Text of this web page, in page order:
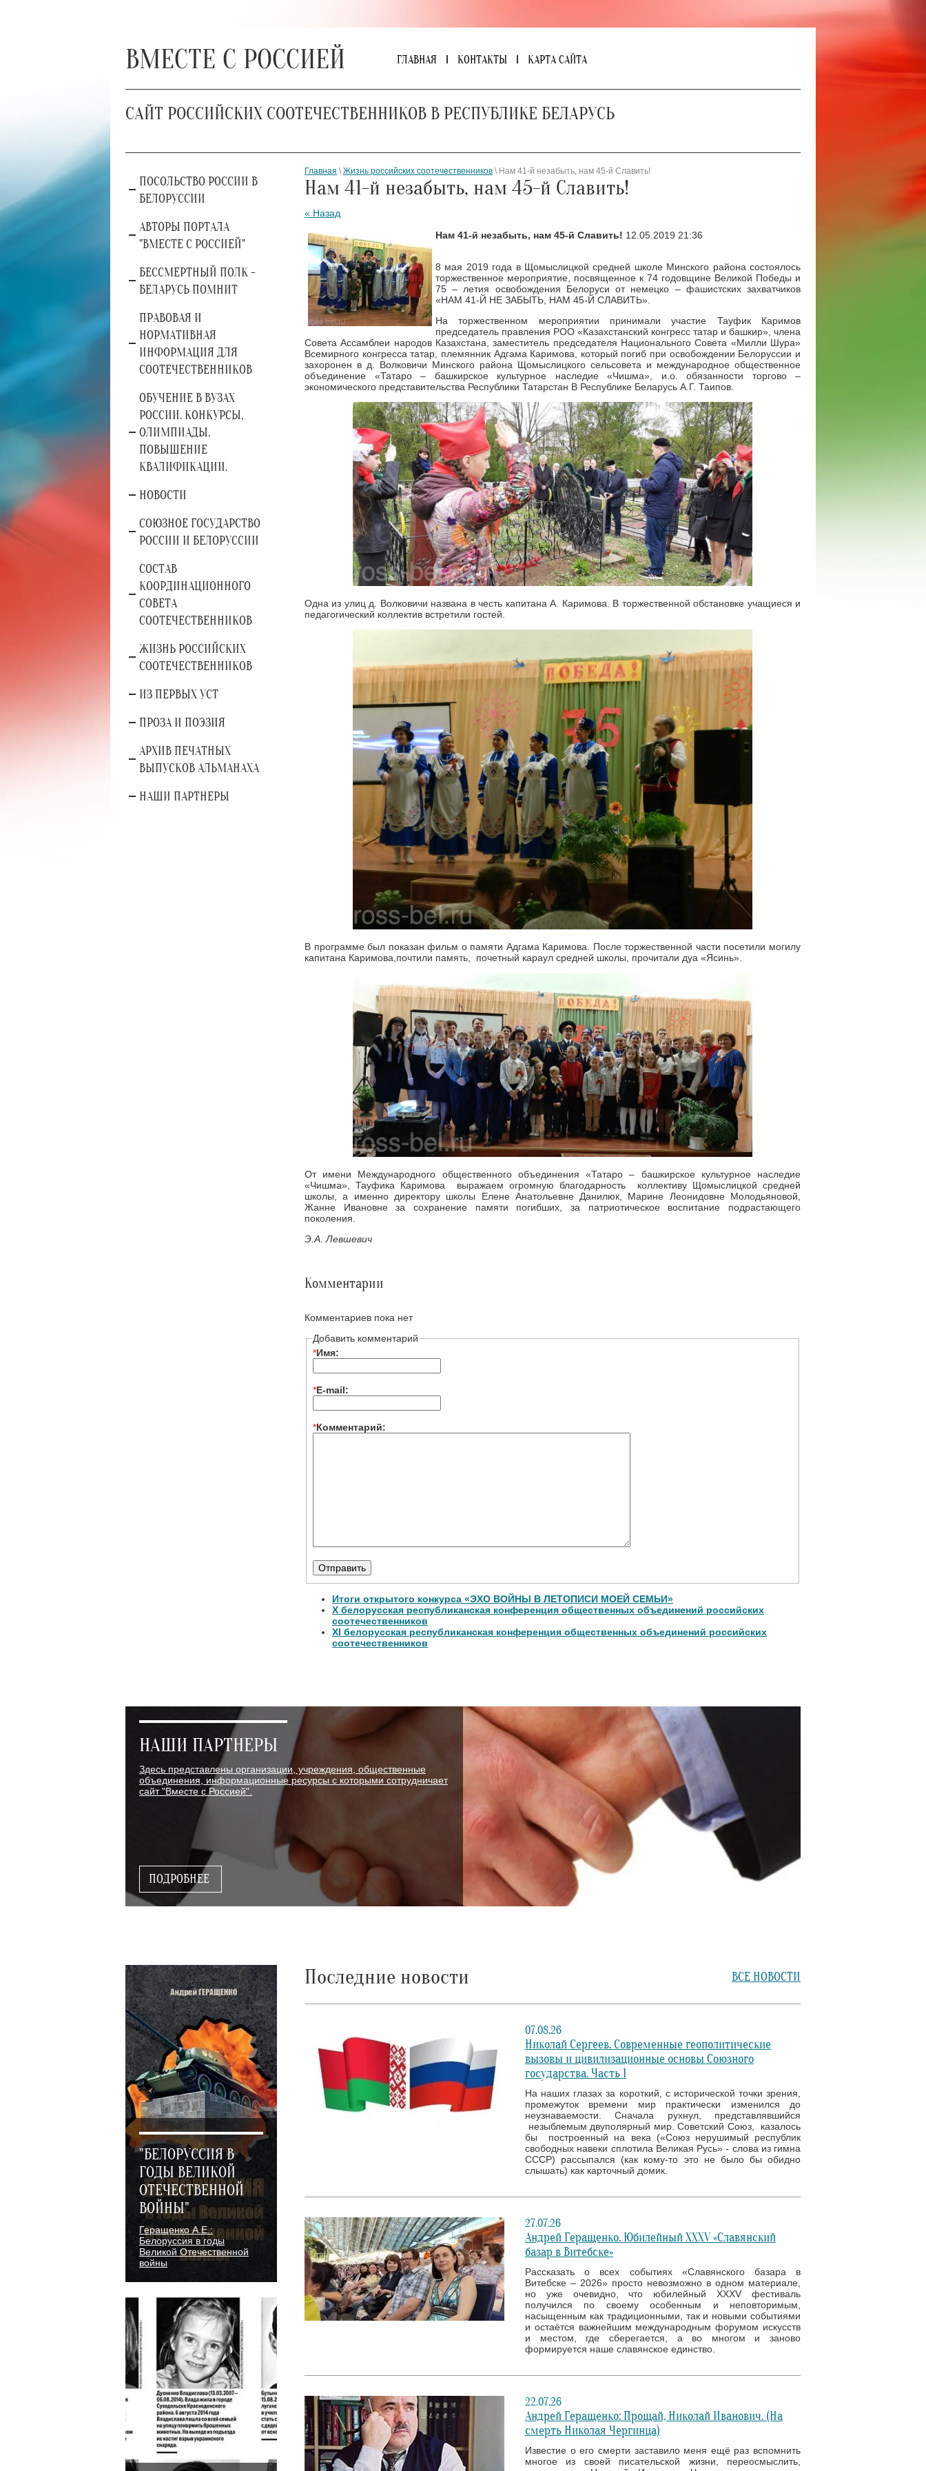
ВМЕСТЕ С РОССИЕЙ ГЛАВНАЯ КОНТАКТЫ КАРТА САЙТА
САЙТ РОССИЙСКИХ СООТЕЧЕСТВЕННИКОВ В РЕСПУБЛИКЕ БЕЛАРУСЬ
ПОСОЛЬСТВО РОССИИ В
БЕЛОРУССИИ
АВТОРЫ ПОРТАЛА
"ВМЕСТЕ С РОССИЕЙ"
БЕССМЕРТНЫЙ ПОЛК -
БЕЛАРУСЬ ПОМНИТ
ПРАВОВАЯ И
НОРМАТИВНАЯ
ИНФОРМАЦИЯ ДЛЯ
СООТЕЧЕСТВЕННИКОВ
ОБУЧЕНИЕ В ВУЗАХ
РОССИИ. КОНКУРСЫ,
ОЛИМПИАДЫ.
ПОВЫШЕНИЕ
КВАЛИФИКАЦИИ.
НОВОСТИ
СОЮЗНОЕ ГОСУДАРСТВО
РОССИИ И БЕЛОРУССИИ
СОСТАВ
КООРДИНАЦИОННОГО
СОВЕТА
СООТЕЧЕСТВЕННИКОВ
ЖИЗНЬ РОССИЙСКИХ
СООТЕЧЕСТВЕННИКОВ
ИЗ ПЕРВЫХ УСТ
ПРОЗА И ПОЭЗИЯ
АРХИВ ПЕЧАТНЫХ
ВЫПУСКОВ АЛЬМАНАХА
НАШИ ПАРТНЕРЫ
Главная \Жизнь российских соотечественников \ Нам 41-й незабыть, нам 45-й Славить!
Нам 41-й незабыть, нам 45-й Славить!
« Назад
Нам 41-й незабыть, нам 45-й Славить! 12.05.2019 21:36
8 мая 2019 года в Щомыслицкой средней школе Минского района состоялось
торжественное мероприятие, посвященное к 74 годовщине Великой Победы и
75 – летия освобождения Белоруси от немецко – фашистских захватчиков
«НАМ 41-Й НЕ ЗАБЫТЬ, НАМ 45-Й СЛАВИТЬ».
На торжественном мероприятии принимали участие Тауфик Каримов
председатель правления РОО «Казахстанский конгресс татар и башкир», члена
Совета Ассамблеи народов Казахстана, заместитель председателя Национального Совета «Милли Шура»
Всемирного конгресса татар, племянник Адгама Каримова, который погиб при освобождении Белоруссии и
захоронен в д. Волковичи Минского района Щомыслицкого сельсовета и международное общественное
объединение «Татаро – башкирское культурное наследие «Чишма», и.о. обязанности торгово –
экономического представительства Республики Татарстан В Республике Беларусь А.Г. Таипов.
Одна из улиц д. Волковичи названа в честь капитана А. Каримова. В торжественной обстановке учащиеся и
педагогический коллектив встретили гостей.
В программе был показан фильм о памяти Адгама Каримова. После торжественной части посетили могилу
капитана Каримова,почтили память, почетный караул средней школы, прочитали дуа «Ясинь».
От имени Международного общественного объединения «Татаро – башкирское культурное наследие
«Чишма», Тауфика Каримова выражаем огромную благодарность коллективу Щомыслицкой средней
школы, а именно директору школы Елене Анатольевне Данилюк, Марине Леонидовне Молодьяновой,
Жанне Ивановне за сохранение памяти погибших, за патриотическое воспитание подрастающего
поколения.
Э.А. Левшевич
Комментарии
Комментариев пока нет
Добавить комментарий
*Имя:
*E-mail:
*Комментарий:
Итоги открытого конкурса «ЭХО ВОЙНЫ В ЛЕТОПИСИ МОЕЙ СЕМЬИ»
Х белорусская республиканская конференция общественных объединений российских
соотечественников
XI белорусская республиканская конференция общественных объединений российских
соотечественников
НАШИ ПАРТНЕРЫ
Здесь представлены организации, учреждения, общественные
объединения, информационные ресурсы с которыми сотрудничает
сайт "Вместе с Россией".
ПОДРОБНЕЕ
"БЕЛОРУССИЯ В
ГОДЫ ВЕЛИКОЙ
ОТЕЧЕСТВЕННОЙ
ВОЙНЫ"
Геращенко А.Е.:
Белоруссия в годы
Великой Отечественной
войны
Последние новости ВСЕ НОВОСТИ
07.08.26
Николай Сергеев. Современные геополитические
вызовы и цивилизационные основы Союзного
государства. Часть 1
На наших глазах за короткий, с исторической точки зрения,
промежуток времени мир практически изменился до
неузнаваемости. Сначала рухнул, представлявшийся
незыблемым двуполярный мир. Советский Союз, казалось
бы построенный на века («Союз нерушимый республик
свободных навеки сплотила Великая Русь» - слова из гимна
СССР) рассыпался (как кому-то это не было бы обидно
слышать) как карточный домик.
27.07.26
Андрей Геращенко. Юбилейный XXXV «Славянский
базар в Витебске»
Рассказать о всех событиях «Славянского базара в
Витебске – 2026» просто невозможно в одном материале,
но уже очевидно, что юбилейный XXXV фестиваль
получился по своему особенным и неповторимым,
насыщенным как традиционными, так и новыми событиями
и остаётся важнейшим международным форумом искусств
и местом, где сберегается, а во многом и заново
формируется наше славянское единство.
22.07.26
Андрей Геращенко: Прощай, Николай Иванович. (На
смерть Николая Чергинца)
Известие о его смерти заставило меня ещё раз вспомнить
многое из своей писательской жизни, переосмыслить,